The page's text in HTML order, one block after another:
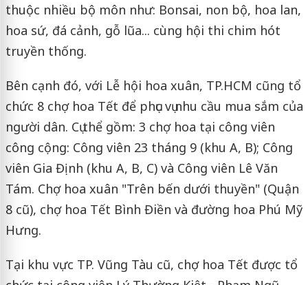
thuộc nhiều bộ môn như: Bonsai, non bộ, hoa lan,
hoa sứ, đá cảnh, gỗ lũa... cùng hội thi chim hót
truyền thống.
Bên cạnh đó, với Lễ hội hoa xuân, TP.HCM cũng tổ
chức 8 chợ hoa Tết để phục vụ nhu cầu mua sắm của
người dân. Cụ thể gồm: 3 chợ hoa tại công viên
công cộng: Công viên 23 tháng 9 (khu A, B); Công
viên Gia Định (khu A, B, C) và Công viên Lê Văn
Tám. Chợ hoa xuân "Trên bến dưới thuyền" (Quận
8 cũ), chợ hoa Tết Bình Điền và đường hoa Phú Mỹ
Hưng.
Tại khu vực TP. Vũng Tàu cũ, chợ hoa Tết được tổ